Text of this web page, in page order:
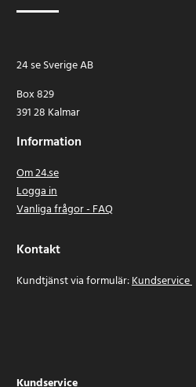
24 se Sverige AB
Box 829
391 28 Kalmar
Information
Om 24.se
Logga in
Vanliga frågor - FAQ
Kontakt
Kundtjänst via formulär:Kundservice